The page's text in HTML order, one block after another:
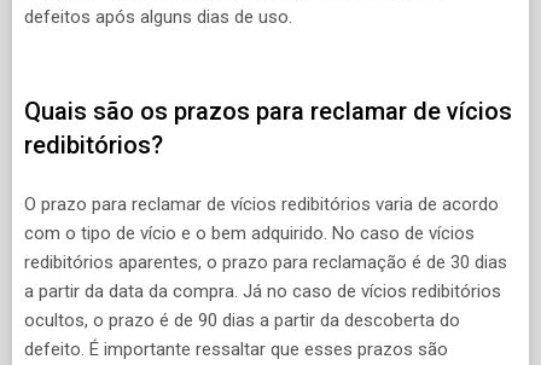
defeitos após alguns dias de uso.
Quais são os prazos para reclamar de vícios
redibitórios?
O prazo para reclamar de vícios redibitórios varia de acordo
com o tipo de vício e o bem adquirido. No caso de vícios
redibitórios aparentes, o prazo para reclamação é de 30 dias
a partir da data da compra. Já no caso de vícios redibitórios
ocultos, o prazo é de 90 dias a partir da descoberta do
defeito. É importante ressaltar que esses prazos são